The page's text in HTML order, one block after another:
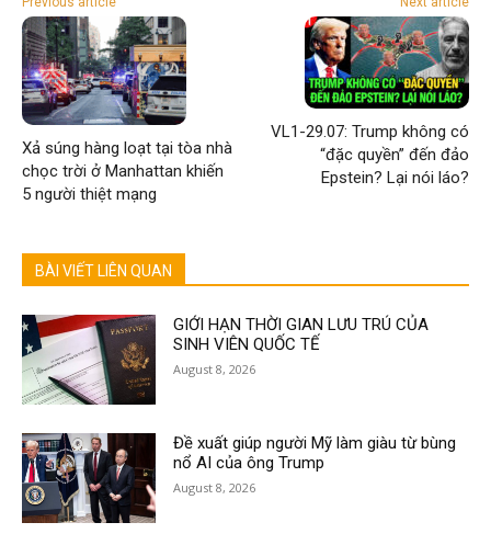
Xả súng hàng loạt tại tòa nhà
chọc trời ở Manhattan khiến
5 người thiệt mạng
VL1-29.07: Trump không có
“đặc quyền” đến đảo
Epstein? Lại nói láo?
BÀI VIẾT LIÊN QUAN
GIỚI HẠN THỜI GIAN LƯU TRÚ CỦA
SINH VIÊN QUỐC TẾ
August 8, 2026
Đề xuất giúp người Mỹ làm giàu từ bùng
nổ AI của ông Trump
August 8, 2026